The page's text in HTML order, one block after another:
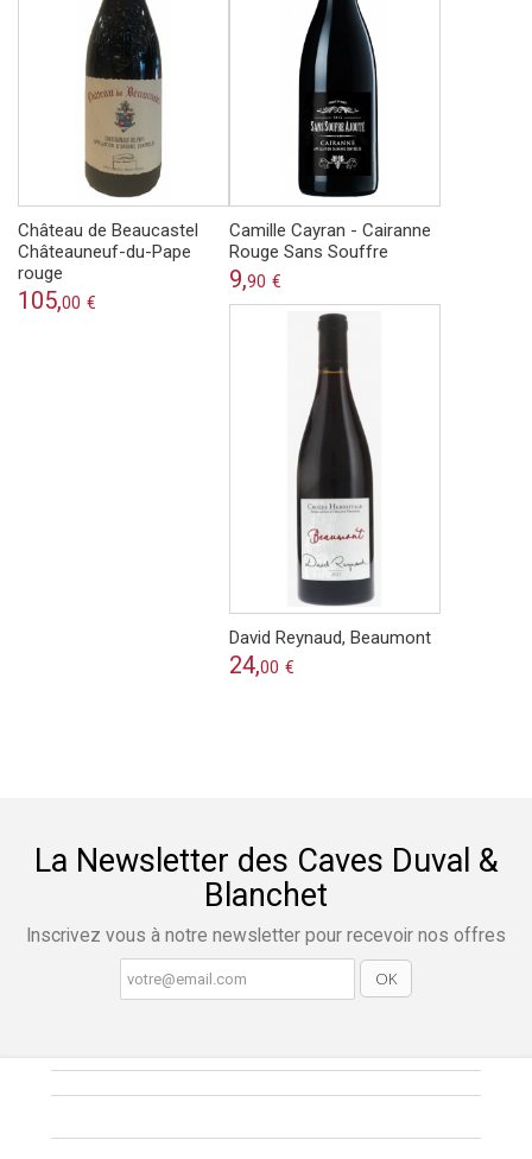
Château de Beaucastel
Châteauneuf-du-Pape
rouge
105,00 €
Camille Cayran - Cairanne
Rouge Sans Souffre
9,90 €
David Reynaud, Beaumont
24,00 €
La Newsletter des Caves Duval &
Blanchet
Inscrivez vous à notre newsletter pour recevoir nos offres